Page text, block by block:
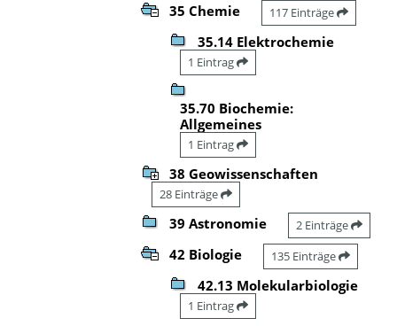
35 Chemie 117 Einträge
35.14 Elektrochemie
1 Eintrag
35.70 Biochemie:
Allgemeines
1 Eintrag
38 Geowissenschaften
28 Einträge
39 Astronomie 2 Einträge
42 Biologie 135 Einträge
42.13 Molekularbiologie
1 Eintrag